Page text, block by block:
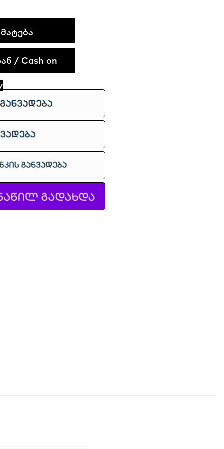
/ Cash on